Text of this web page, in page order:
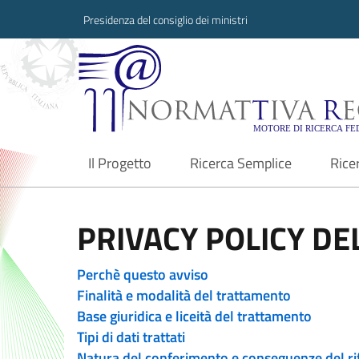
Presidenza del consiglio dei ministri
Normattiva
Il Progetto
current Ricerca Semplice
PRIVACY POLICY
Perchè questo avviso
Finalità e modalità del trattamento
Base giuridica e liceità del trattamento
Tipi di dati trattati